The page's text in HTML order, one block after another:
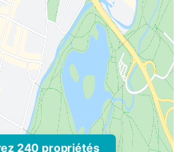
240 propriétés